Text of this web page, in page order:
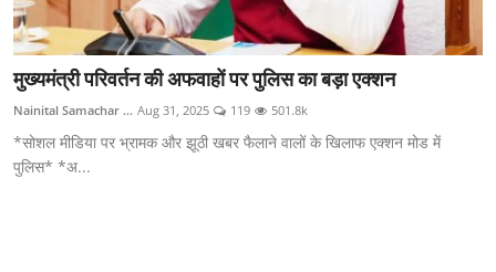
🌍 अंतर्राष्ट्रीय समाचार
💼 व्यापार और अर्थव्यवस्था
मुख्यमंत्री परिवर्तन की अफवाहों पर पुलिस का बड़ा एक्शन
Nainital Samachar ... Aug 31, 2025 119 501.8k
*सोशल मीडिया पर भ्रामक और झूठी खबर फैलाने वालों के खिलाफ एक्शन मोड में
पुलिस* *अ...